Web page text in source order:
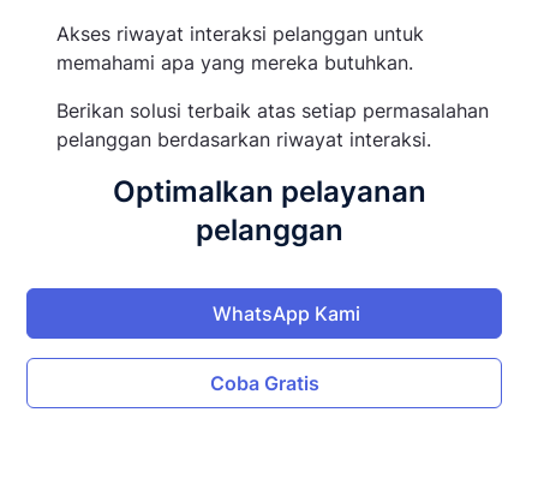
Akses riwayat interaksi pelanggan untuk
memahami apa yang mereka butuhkan.
Berikan solusi terbaik atas setiap permasalahan
pelanggan berdasarkan riwayat interaksi.
Optimalkan pelayanan
pelanggan
WhatsApp Kami
Coba Gratis